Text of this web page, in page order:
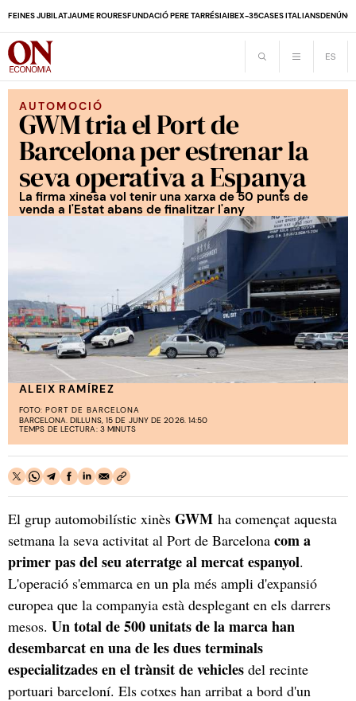
FEINES JUBILATJAUME ROURESFUNDACIÓ PERE TARRÉSIAIBEX-35CASES ITALIANS
AUTOMOCIÓ
GWM tria el Port de
Barcelona per estrenar la
seva operativa a Espanya
La firma xinesa vol tenir una xarxa de 50 punts de
venda a l'Estat abans de finalitzar l'any
ALEIX RAMÍREZ
FOTO: PORT DE BARCELONA
BARCELONA. DILLUNS, 15 DE JUNY DE 2026. 14:50
TEMPS DE LECTURA: 3 MINUTS
El grup automobilístic xinès GWM ha començat aquesta
setmana la seva activitat al Port de Barcelona com a
primer pas del seu aterratge al mercat espanyol.
L'operació s'emmarca en un pla més ampli d'expansió
europea que la companyia està desplegant en els darrers
mesos. Un total de 500 unitats de la marca han
desembarcat en una de les dues terminals
especialitzades en el trànsit de vehicles del recinte
portuari barceloní. Els cotxes han arribat a bord d'un